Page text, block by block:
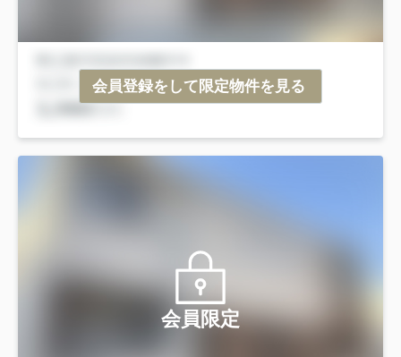
会員登録をして限定物件を見る
会員限定